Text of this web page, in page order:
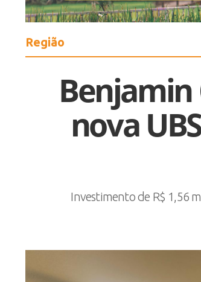
Região
Benjamin
nova
Investimento de R$ 1,56